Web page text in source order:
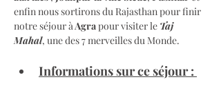
enfin nous sortirons du Rajasthan pour finir
notre séjour à Agra pour visiter le Taj
Mahal, une des 7 merveilles du Monde.
Informations sur ce séjour :